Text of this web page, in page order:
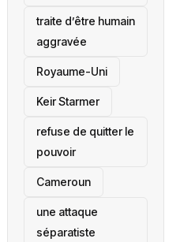
traite d’être humain
aggravée
‎Royaume-Uni
Keir Starmer
refuse de quitter le
pouvoir
‎Cameroun
une attaque
séparatiste